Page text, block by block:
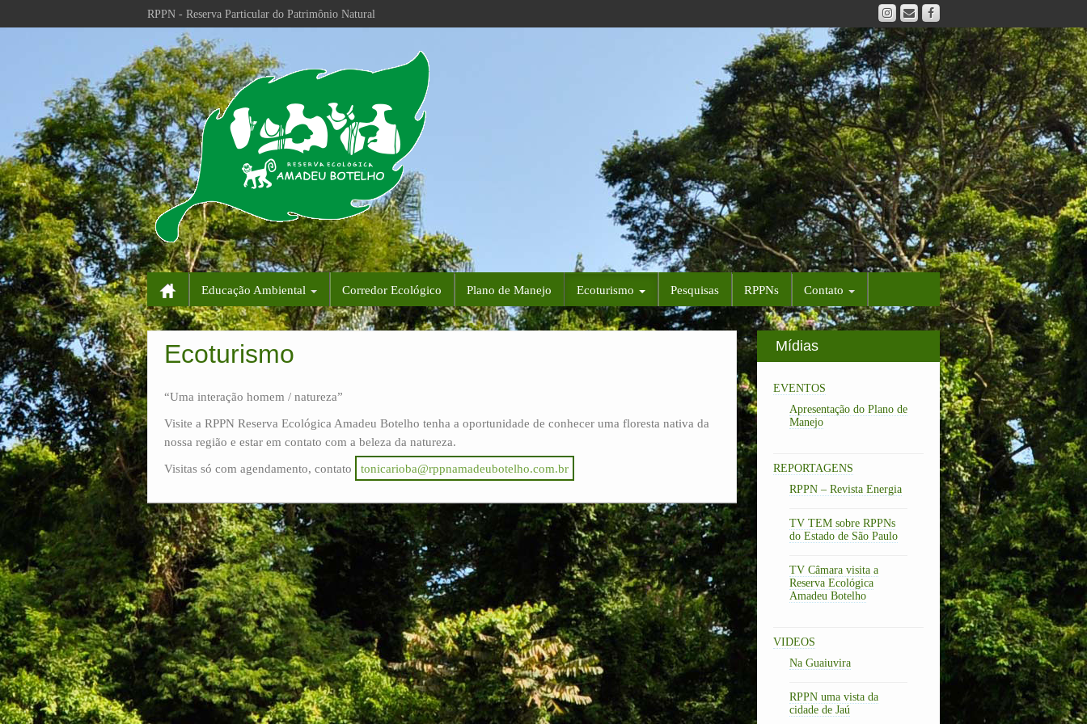
RPPN - Reserva Particular do Patrimônio Natural
Educação Ambiental Corredor Ecológico Plano de Manejo Ecoturismo Pesquisas RPPNs Contato
Ecoturismo
“Uma interação homem / natureza”
Visite a RPPN Reserva Ecológica Amadeu Botelho tenha a oportunidade de conhecer uma floresta nativa da
nossa região e estar em contato com a beleza da natureza.
Visitas só com agendamento, contato
tonicarioba@rppnamadeubotelho.com.br
Mídias
EVENTOS
Apresentação do Plano de
Manejo
REPORTAGENS
RPPN – Revista Energia
TV TEM sobre RPPNs
do Estado de São Paulo
TV Câmara visita a
Reserva Ecológica
Amadeu Botelho
VIDEOS
Na Guaiuvira
RPPN uma vista da
cidade de Jaú